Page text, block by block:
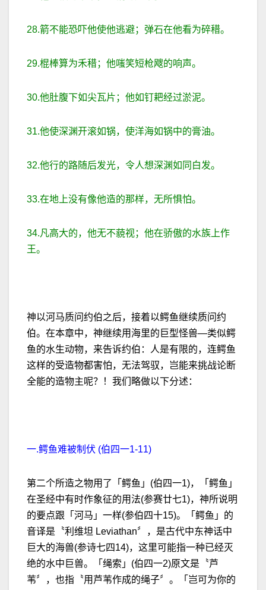
28.箭不能恐吓他使他逃避；弹石在他看为碎稓。
29.棍棒算为禾稓；他嗤笑短枪飕的响声。
30.他肚腹下如尖瓦片；他如钉耙经过淤泥。
31.他使深渊开滚如锅，使洋海如锅中的膏油。
32.他行的路随后发光，令人想深渊如同白发。
33.在地上没有像他造的那样，无所惧怕。
34.凡高大的，他无不藐视；他在骄傲的水族上作
王。
神以河马质问约伯之后，接着以鳄鱼继续质问约
伯。在本章中，神继续用海里的巨型怪兽—类似鳄
鱼的水生动物，来告诉约伯：人是有限的，连鳄鱼
这样的受造物都害怕，无法驾驭，岂能来挑战论断
全能的造物主呢？！我们略做以下分述：
一.鳄鱼难被制伏 (伯四一1-11)
第二个所造之物用了「鳄鱼」(伯四一1)，「鳄鱼」
在圣经中有时作象征的用法(参赛廿七1)，神所说明
的要点跟「河马」一样(参伯四十15)。「鳄鱼」的
音译是〝利维坦 Leviathan〞，是古代中东神话中
巨大的海兽(参诗七四14)，这里可能指一种已经灭
绝的水中巨兽。「绳索」(伯四一2)原文是〝芦
苇〞，也指〝用芦苇作成的绳子〞。「岂可为你的